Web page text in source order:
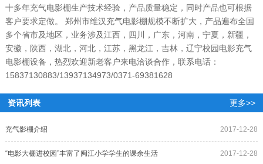
十多年充气电影棚生产技术经验，产品质量稳定，同时产品也可根据
客户要求定做。 郑州市维汉充气电影棚规模不断扩大，产品遍布全国
多个省市及地区，业务涉及江西，四川，广东，河南，宁夏，新疆，
安徽，陕西，湖北，河北，江苏，黑龙江，吉林，辽宁校园电影充气
电影棚设备，热烈欢迎新老客户来电洽谈合作，联系电话：
15837130883/13937134973/0371-69381628
资讯列表 更多>>
2017-12-28
充气影棚介绍
2017-12-28
“电影大棚进校园”丰富了闽江小学学生的课余生活